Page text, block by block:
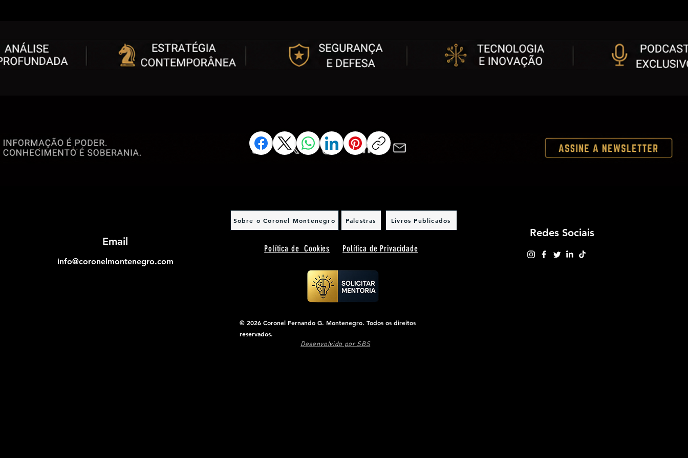
Email
info@coronelmontenegro.com
Sobre o Coronel Montenegro Palestras Livros Publicados
Política de Cookies Política de Privacidade
© 2026 Coronel Fernando G. Montenegro. Todos os direitos
reservados.
Desenvolvido por SBS
Redes Sociais